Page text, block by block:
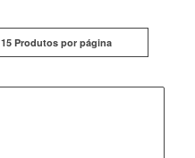
15 Produtos por página